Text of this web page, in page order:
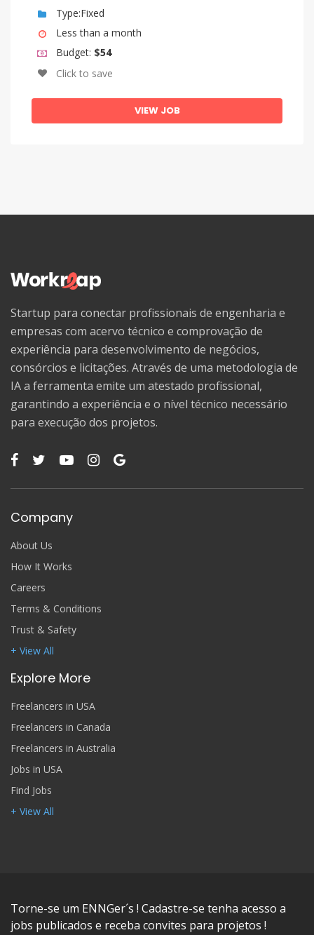
Type:Fixed
Less than a month
Budget: $54
Click to save
VIEW JOB
Startup para conectar profissionais de engenharia e
empresas com acervo técnico e comprovação de
experiência para desenvolvimento de negócios,
consórcios e licitações. Através de uma metodologia de
IA a ferramenta emite um atestado profissional,
garantindo a experiência e o nível técnico necessário
para execução dos projetos.
Company
About Us
How It Works
Careers
Terms & Conditions
Trust & Safety
+ View All
Explore More
Freelancers in USA
Freelancers in Canada
Freelancers in Australia
Jobs in USA
Find Jobs
+ View All
Torne-se um ENNGer´s ! Cadastre-se tenha acesso a
jobs publicados e receba convites para projetos !